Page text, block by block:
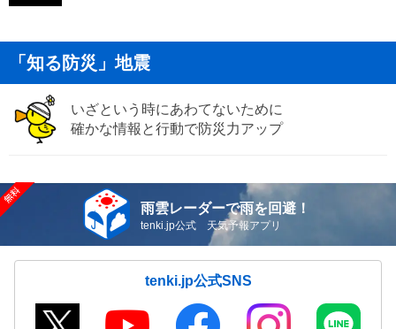
「知る防災」地震
いざという時にあわてないために
確かな情報と行動で防災力アップ
雨雲レーダーで雨を回避！
tenki.jp公式 天気予報アプリ
tenki.jp公式SNS